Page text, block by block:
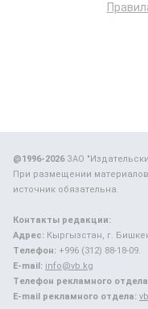
@1996-2026ЗАО
При размещении
источник обязательна.
Контакты редакции:
Адрес: Кыргызстан, г.
Телефон: +996 (312) 88-18-09.
E-mail: info@vb.kg
Телефон рекламного
E-mail рекламного отдела: